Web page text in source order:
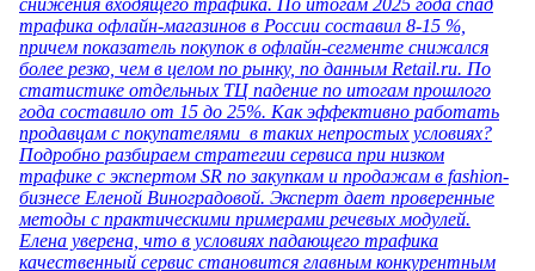
снижения входящего трафика. По итогам 2025 года спад
трафика офлайн-магазинов в России составил 8-15 %,
причем показатель покупок в офлайн-сегменте снижался
более резко, чем в целом по рынку, по данным Retail.ru. По
статистике отдельных ТЦ падение по итогам прошлого
года составило от 15 до 25%. Как эффективно работать
продавцам с покупателями в таких непростых условиях?
Подробно разбираем стратегии сервиса при низком
трафике с экспертом SR по закупкам и продажам в fashion-
бизнесе Еленой Виноградовой. Эксперт дает проверенные
методы с практическими примерами речевых модулей.
Елена уверена, что в условиях падающего трафика
качественный сервис становится главным конкурентным